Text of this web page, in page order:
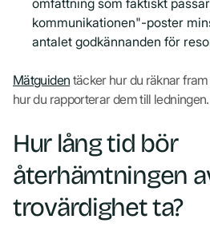
kommunikationen"-poster
antalet godkännanden för
Mätguiden täcker hur du räknar
hur du rapporterar dem till ledningen.
Hur lång tid bör
återhämtningen
trovärdighet ta?